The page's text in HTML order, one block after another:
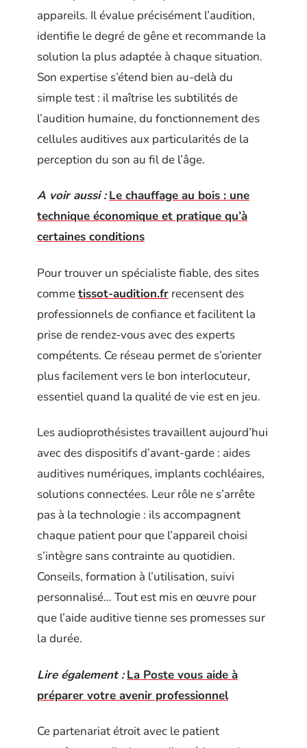
appareils. Il évalue précisément l’audition,
identifie le degré de gêne et recommande la
solution la plus adaptée à chaque situation.
Son expertise s’étend bien au-delà du
simple test : il maîtrise les subtilités de
l’audition humaine, du fonctionnement des
cellules auditives aux particularités de la
perception du son au fil de l’âge.
A voir aussi : Le chauffage au bois : une
technique économique et pratique qu’à
certaines conditions
Pour trouver un spécialiste fiable, des sites
commetissot-audition.fr recensent des
professionnels de confiance et facilitent la
prise de rendez-vous avec des experts
compétents. Ce réseau permet de s’orienter
plus facilement vers le bon interlocuteur,
essentiel quand la qualité de vie est en jeu.
Les audioprothésistes travaillent aujourd’hui
avec des dispositifs d’avant-garde : aides
auditives numériques, implants cochléaires,
solutions connectées. Leur rôle ne s’arrête
pas à la technologie : ils accompagnent
chaque patient pour que l’appareil choisi
s’intègre sans contrainte au quotidien.
Conseils, formation à l’utilisation, suivi
personnalisé… Tout est mis en œuvre pour
que l’aide auditive tienne ses promesses sur
la durée.
Lire également : La Poste vous aide à
préparer votre avenir professionnel
Ce partenariat étroit avec le patient